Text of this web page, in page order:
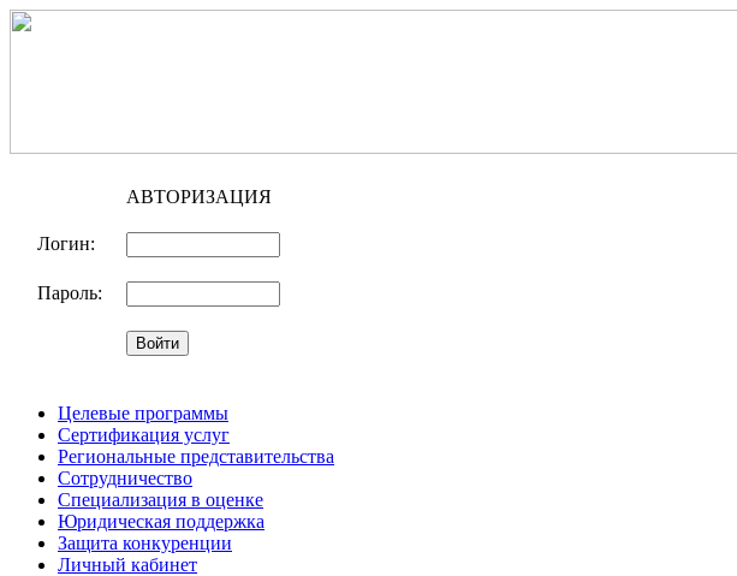
АВТОРИЗАЦИЯ
Логин:
Пароль:
Целевые программы
Сертификация услуг
Региональные представительства
Сотрудничество
Специализация в оценке
Юридическая поддержка
Защита конкуренции
Личный кабинет